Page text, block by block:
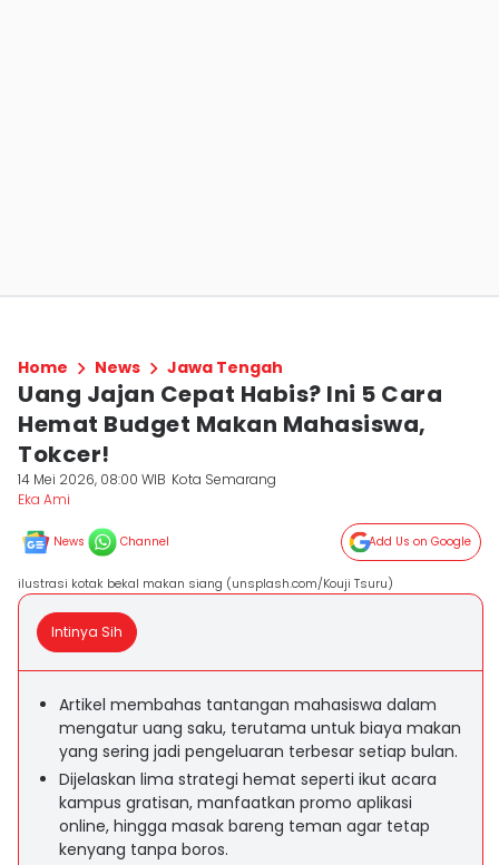
Home News Jawa Tengah
Uang Jajan Cepat Habis? Ini 5 Cara
Hemat Budget Makan Mahasiswa,
Tokcer!
14 Mei 2026, 08:00 WIB Kota Semarang
Eka Ami
News Channel Add Us on Google
ilustrasi kotak bekal makan siang (unsplash.com/Kouji Tsuru)
Intinya Sih
Artikel membahas tantangan mahasiswa dalam
mengatur uang saku, terutama untuk biaya makan
yang sering jadi pengeluaran terbesar setiap bulan.
Dijelaskan lima strategi hemat seperti ikut acara
kampus gratisan, manfaatkan promo aplikasi
online, hingga masak bareng teman agar tetap
kenyang tanpa boros.